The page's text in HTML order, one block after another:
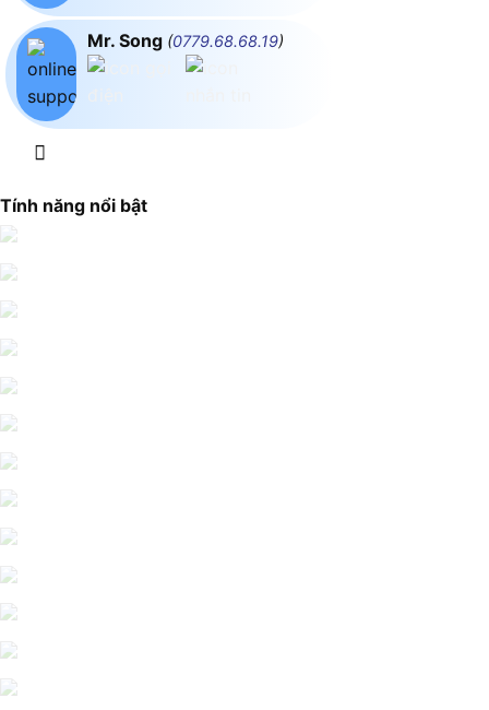
Mr. Song (0779.68.68.19)
Tính năng nổi bật